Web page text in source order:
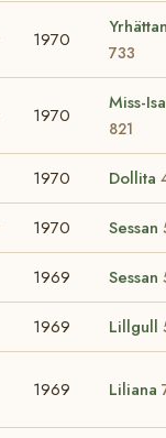
1970
733
1970
Miss-Isa
821
1970 Dollita
1970 Sessan
1969 Sessan
1969 Lillgull
1969 Liliana